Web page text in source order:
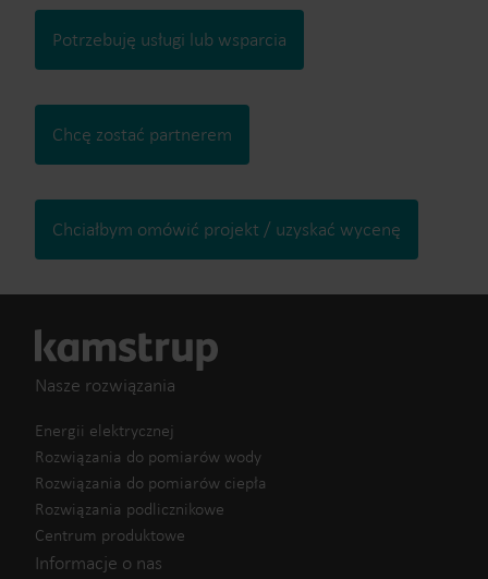
Potrzebuję usługi lub wsparcia
Chcę zostać partnerem
Chciałbym omówić projekt / uzyskać wycenę
Nasze rozwiązania
Energii elektrycznej
Rozwiązania do pomiarów wody
Rozwiązania do pomiarów ciepła
Rozwiązania podlicznikowe
Centrum produktowe
Informacje o nas